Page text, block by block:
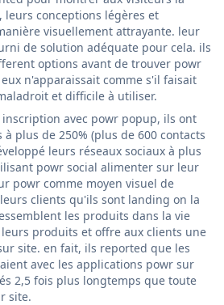
conceptions légères et
visuellement attrayante. leur
de solution adéquate pour cela. ils
options avant de trouver powr
n'apparaissait comme s'il faisait
et difficile à utiliser.
avec powr popup, ils ont
plus de 250% (plus de 600 contacts
leurs réseaux sociaux à plus
powr social alimenter sur leur
powr comme moyen visuel de
clients qu'ils sont landing on la
les produits dans la vie
produits et offre aux clients une
site. en fait, ils reported que les
avec les applications powr sur
2,5 fois plus longtemps que toute
site.